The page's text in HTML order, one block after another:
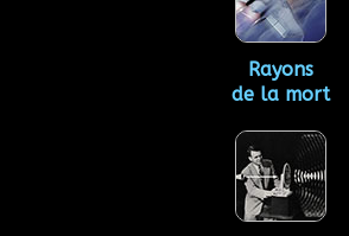
Rayons
de la mort